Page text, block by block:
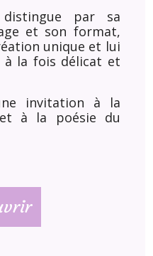
par sa
et son format,
unique et lui
à la fois délicat et
invitation à la
à la poésie du